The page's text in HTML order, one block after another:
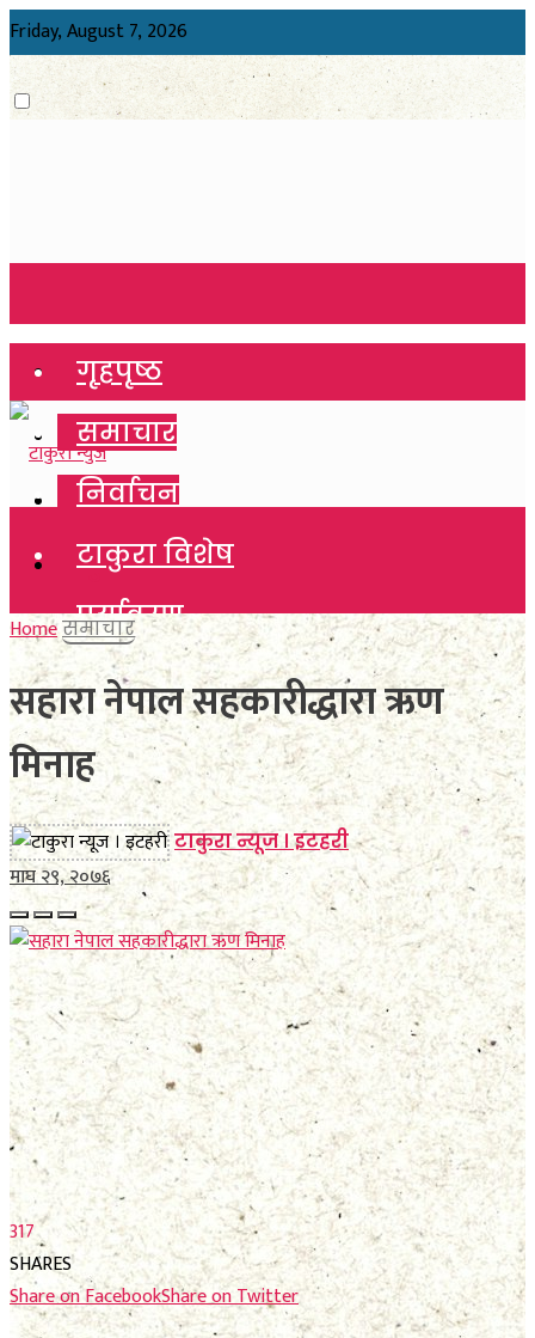
Friday, August 7, 2026
गृहपृष्ठ
समाचार
निर्वाचन
टाकुरा विशेष
पर्यावरण
विचार
कला साहित्य
खेलकुद
विविध
अन्तर्वार्ता
मनाेरञ्जन
फाेटाे फिचर
निर्वाचन
भिजिट नेपाल
सम्पादकीय
स्थानीय निर्वाचन
गृहपृष्ठ
समाचार
निर्वाचन
टाकुरा विशेष
पर्यावरण
विचार
कला साहित्य
खेलकुद
विविध
अन्तर्वार्ता
मनाेरञ्जन
फाेटाे फिचर
निर्वाचन
भिजिट नेपाल
सम्पादकीय
स्थानीय निर्वाचन
Homeसमाचार
सहारा नेपाल सहकारीद्धारा ऋण
मिनाह
टाकुरा न्यूज । इटहरी
माघ २९, २०७६
317
SHARES
Share on FacebookShare on Twitter